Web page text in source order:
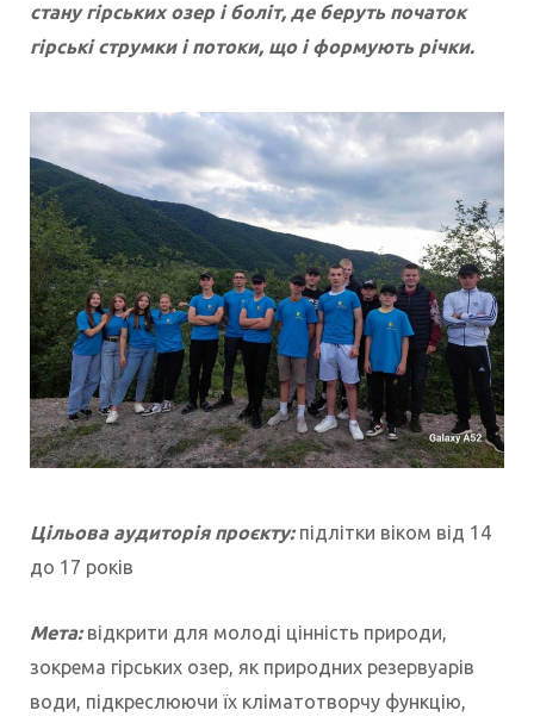
стану гірських озер і боліт, де беруть початок
гірські струмки і потоки, що і формують річки.
Цільова аудиторія проєкту:підлітки віком від 14
до 17 років
Мета:відкрити для молоді цінність природи,
зокрема гірських озер, як природних резервуарів
води, підкреслюючи їх кліматотворчу функцію,